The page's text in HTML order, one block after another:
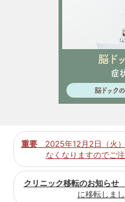
脳ド
症
脳ドック
重要2025年12月2日（火）
なくなりますのでご
クリニック移転のお知らせ
に移転しま